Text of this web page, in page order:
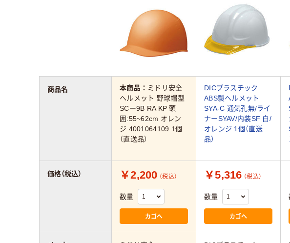
本商品： ミドリ安全
ヘルメット 野球帽型
SCー9B RA KP 頭
囲:55~62cm オレン
ジ 4001064109 1個
（直送品）
DICプラスチック
ABS製ヘルメット
SYA-C 通気孔無/ライ
ナーSYAV/内装SF 白/
オレンジ 1個（直送
品）
￥2,200 （税込）
数量
カゴへ
￥5,316 （税込）
数量
カゴへ
商品名
価格（税込）